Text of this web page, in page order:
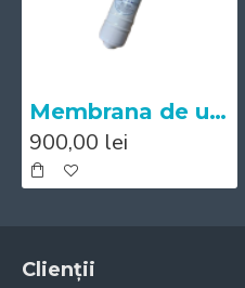
Membrana de ultrafiltrare UF (ME-Compact UF)
900,00 lei
Clienții